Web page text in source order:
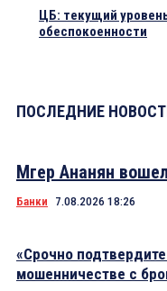
ЦБ: текущий
обеспокоенности
ПОСЛЕДНИЕ
Мгер Ананян
Банки 7.08.2026 18:26
«Срочно
мошенничестве с